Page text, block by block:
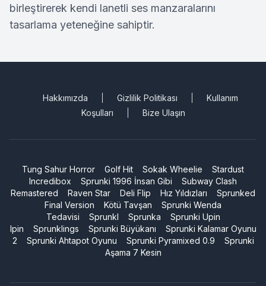
birleştirerek kendi lanetli ses manzaralarını
tasarlama yeteneğine sahiptir.
Hakkımızda Gizlilik Politikası
Kullanım
Koşulları
Bize Ulaşın
Tung Sahur Horror Golf Hit Sokak Wheelie
Stardust
Incredibox
Sprunki 1996 İnsan Gibi
Subway Clash
Remastered
Raven Star Deli Flip Hız Yıldızları
Sprunked
Final Version
Kötü Tavşan
Sprunki Wenda
Tedavisi
Sprunkl Sprunka
Sprunki Upin
Ipin
Sprunklings Sprunki Büyükanı
Sprunki Kalamar Oyunu
2
Sprunki Ahtapot Oyunu Sprunki Pyramixed 0.9
Sprunki
Aşama 7 Kesin